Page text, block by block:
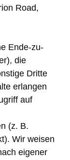
Road,
Ende-zu-
die
Dritte
erlangen
auf
(z. B.
Wir weisen
eigener